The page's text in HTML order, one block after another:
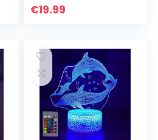
veranderende
€19.99